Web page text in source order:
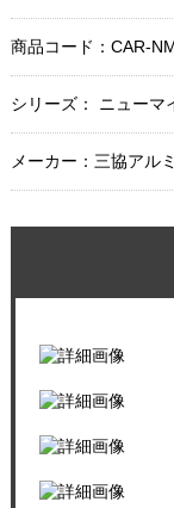
商品コード： CAR-
シリーズ： ニューマ
メーカー：三協アルミ